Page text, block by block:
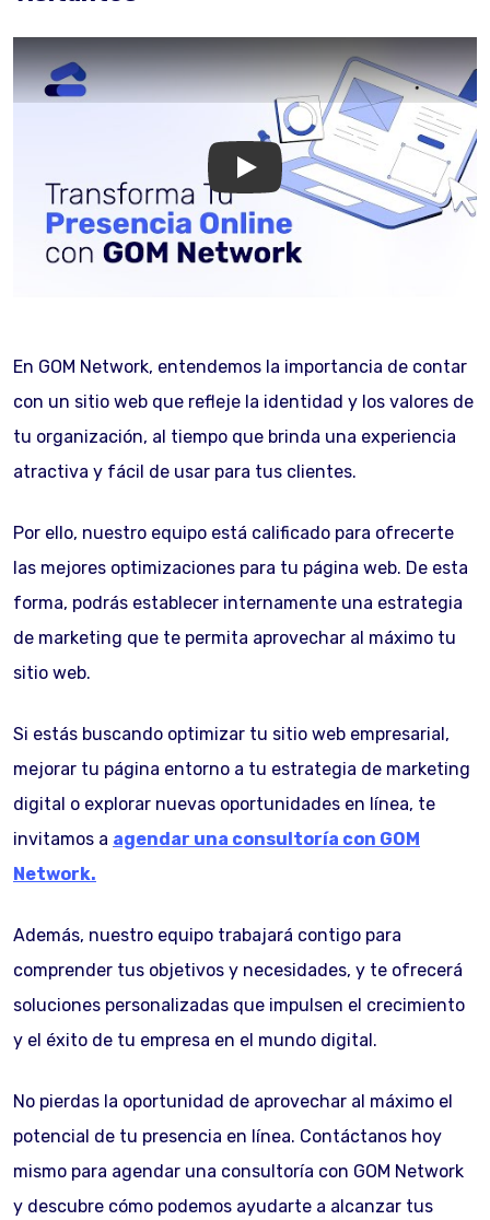
GOM Network
En GOM Network, entendemos la importancia de contar
con un sitio web que refleje la identidad y los valores de
tu organización, al tiempo que brinda una experiencia
atractiva y fácil de usar para tus clientes.
Por ello, nuestro equipo está calificado para ofrecerte
las mejores optimizaciones para tu página web. De esta
forma, podrás establecer internamente una estrategia
de marketing que te permita aprovechar al máximo tu
sitio web.
Si estás buscando optimizar tu sitio web empresarial,
mejorar tu página entorno a tu estrategia de marketing
digital o explorar nuevas oportunidades en línea, te
invitamos a agendar una consultoría con GOM
Network.
Además, nuestro equipo trabajará contigo para
comprender tus objetivos y necesidades, y te ofrecerá
soluciones personalizadas que impulsen el crecimiento
y el éxito de tu empresa en el mundo digital.
No pierdas la oportunidad de aprovechar al máximo el
potencial de tu presencia en línea. Contáctanos hoy
mismo para agendar una consultoría con GOM Network
y descubre cómo podemos ayudarte a alcanzar tus